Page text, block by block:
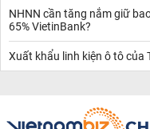
NHNN cần tăng nắm giữ
65% VietinBank?
Xuất khẩu linh kiện ô tô của